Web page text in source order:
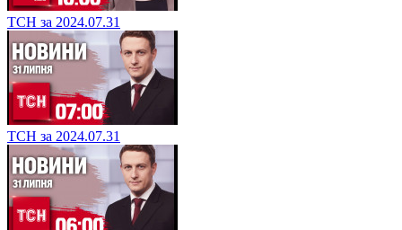
ТСН за 2024.07.31
ТСН за 2024.07.31